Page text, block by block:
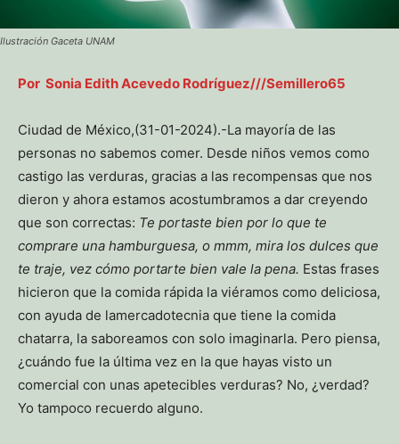
Ilustración Gaceta UNAM
Por Sonia Edith Acevedo Rodríguez///Semillero65
Ciudad de México,(31-01-2024).-La mayoría de las
personas no sabemos comer. Desde niños vemos como
castigo las verduras, gracias a las recompensas que nos
dieron y ahora estamos acostumbramos a dar creyendo
que son correctas: Te portaste bien por lo que te
comprare una hamburguesa, o mmm, mira los dulces que
te traje, vez cómo portarte bien vale la pena. Estas frases
hicieron que la comida rápida la viéramos como deliciosa,
con ayuda de lamercadotecnia que tiene la comida
chatarra, la saboreamos con solo imaginarla. Pero piensa,
¿cuándo fue la última vez en la que hayas visto un
comercial con unas apetecibles verduras? No, ¿verdad?
Yo tampoco recuerdo alguno.